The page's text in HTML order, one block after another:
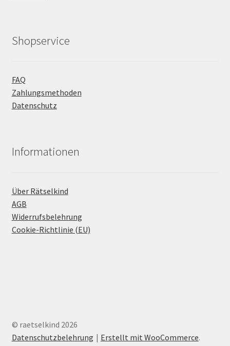
Shopservice
FAQ
Zahlungsmethoden
Datenschutz
Informationen
Über Rätselkind
AGB
Widerrufsbelehrung
Cookie-Richtlinie (EU)
© raetselkind 2026
Datenschutzbelehrung
Erstellt mit WooCommerce.